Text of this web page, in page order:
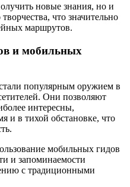
новые знания, но и
что значительно
маршрутов.
и мобильных
популярным оружием в
Они позволяют
интересны,
и в тихой обстановке, что
мобильных гидов
и запоминаемости
с традиционными